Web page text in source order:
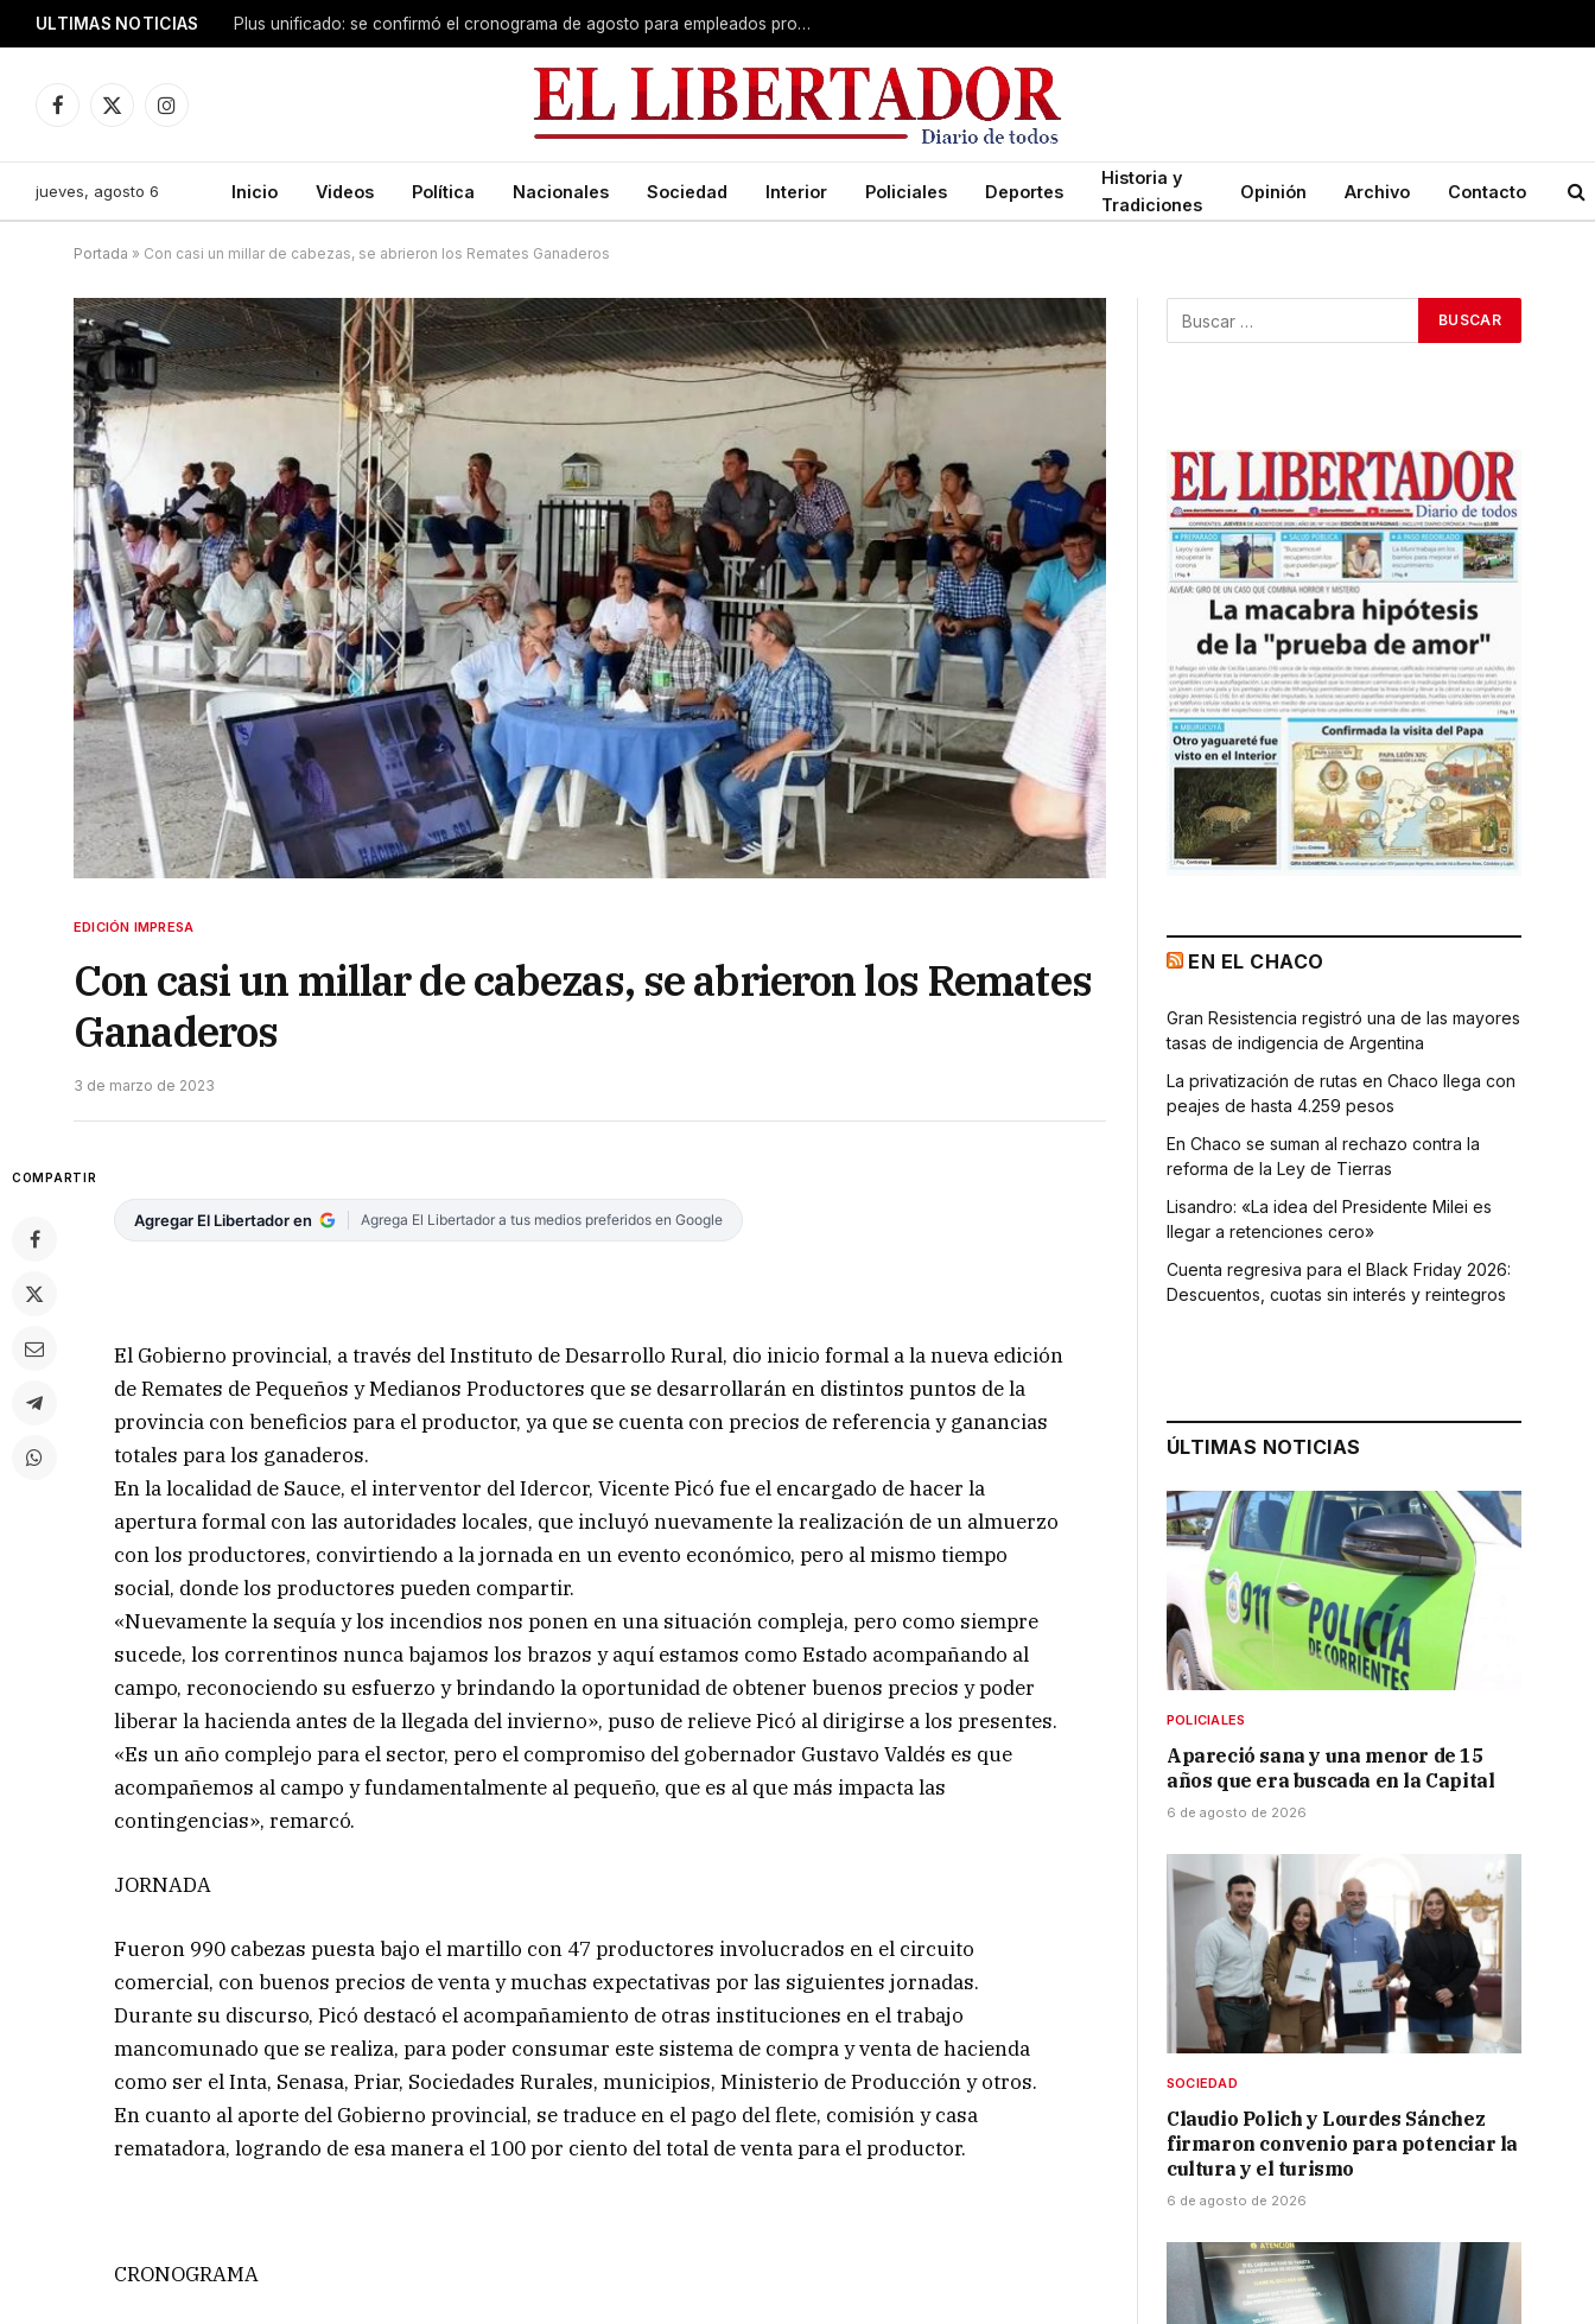
ULTIMAS NOTICIAS Plus unificado: se confirmó el cronograma de agosto para empleados provinciales
Facebook
X
Instagram
jueves, agosto 6 Inicio Videos Política Nacionales Sociedad Interior Policiales Deportes
Historia y
Tradiciones
Opinión Archivo Contacto
Portada » Con casi un millar de cabezas, se abrieron los Remates Ganaderos
EDICIÓN IMPRESA
Con casi un millar de cabezas, se abrieron los Remates
Ganaderos
3 de marzo de 2023
COMPARTIR
Agregar El Libertador en Agrega El Libertador a tus medios preferidos en Google
El Gobierno provincial, a través del Instituto de Desarrollo Rural, dio inicio formal a la nueva edición
de Remates de Pequeños y Medianos Productores que se desarrollarán en distintos puntos de la
provincia con beneficios para el productor, ya que se cuenta con precios de referencia y ganancias
totales para los ganaderos.
En la localidad de Sauce, el interventor del Idercor, Vicente Picó fue el encargado de hacer la
apertura formal con las autoridades locales, que incluyó nuevamente la realización de un almuerzo
con los productores, convirtiendo a la jornada en un evento económico, pero al mismo tiempo
social, donde los productores pueden compartir.
«Nuevamente la sequía y los incendios nos ponen en una situación compleja, pero como siempre
sucede, los correntinos nunca bajamos los brazos y aquí estamos como Estado acompañando al
campo, reconociendo su esfuerzo y brindando la oportunidad de obtener buenos precios y poder
liberar la hacienda antes de la llegada del invierno», puso de relieve Picó al dirigirse a los presentes.
«Es un año complejo para el sector, pero el compromiso del gobernador Gustavo Valdés es que
acompañemos al campo y fundamentalmente al pequeño, que es al que más impacta las
contingencias», remarcó.
JORNADA
Fueron 990 cabezas puesta bajo el martillo con 47 productores involucrados en el circuito
comercial, con buenos precios de venta y muchas expectativas por las siguientes jornadas.
Durante su discurso, Picó destacó el acompañamiento de otras instituciones en el trabajo
mancomunado que se realiza, para poder consumar este sistema de compra y venta de hacienda
como ser el Inta, Senasa, Priar, Sociedades Rurales, municipios, Ministerio de Producción y otros.
En cuanto al aporte del Gobierno provincial, se traduce en el pago del flete, comisión y casa
rematadora, logrando de esa manera el 100 por ciento del total de venta para el productor.
CRONOGRAMA
EN EL CHACO
Gran Resistencia registró una de las mayores
tasas de indigencia de Argentina
La privatización de rutas en Chaco llega con
peajes de hasta 4.259 pesos
En Chaco se suman al rechazo contra la
reforma de la Ley de Tierras
Lisandro: «La idea del Presidente Milei es
llegar a retenciones cero»
Cuenta regresiva para el Black Friday 2026:
Descuentos, cuotas sin interés y reintegros
ÚLTIMAS NOTICIAS
POLICIALES
Apareció sana y una menor de 15
años que era buscada en la Capital
6 de agosto de 2026
SOCIEDAD
Claudio Polich y Lourdes Sánchez
firmaron convenio para potenciar la
cultura y el turismo
6 de agosto de 2026